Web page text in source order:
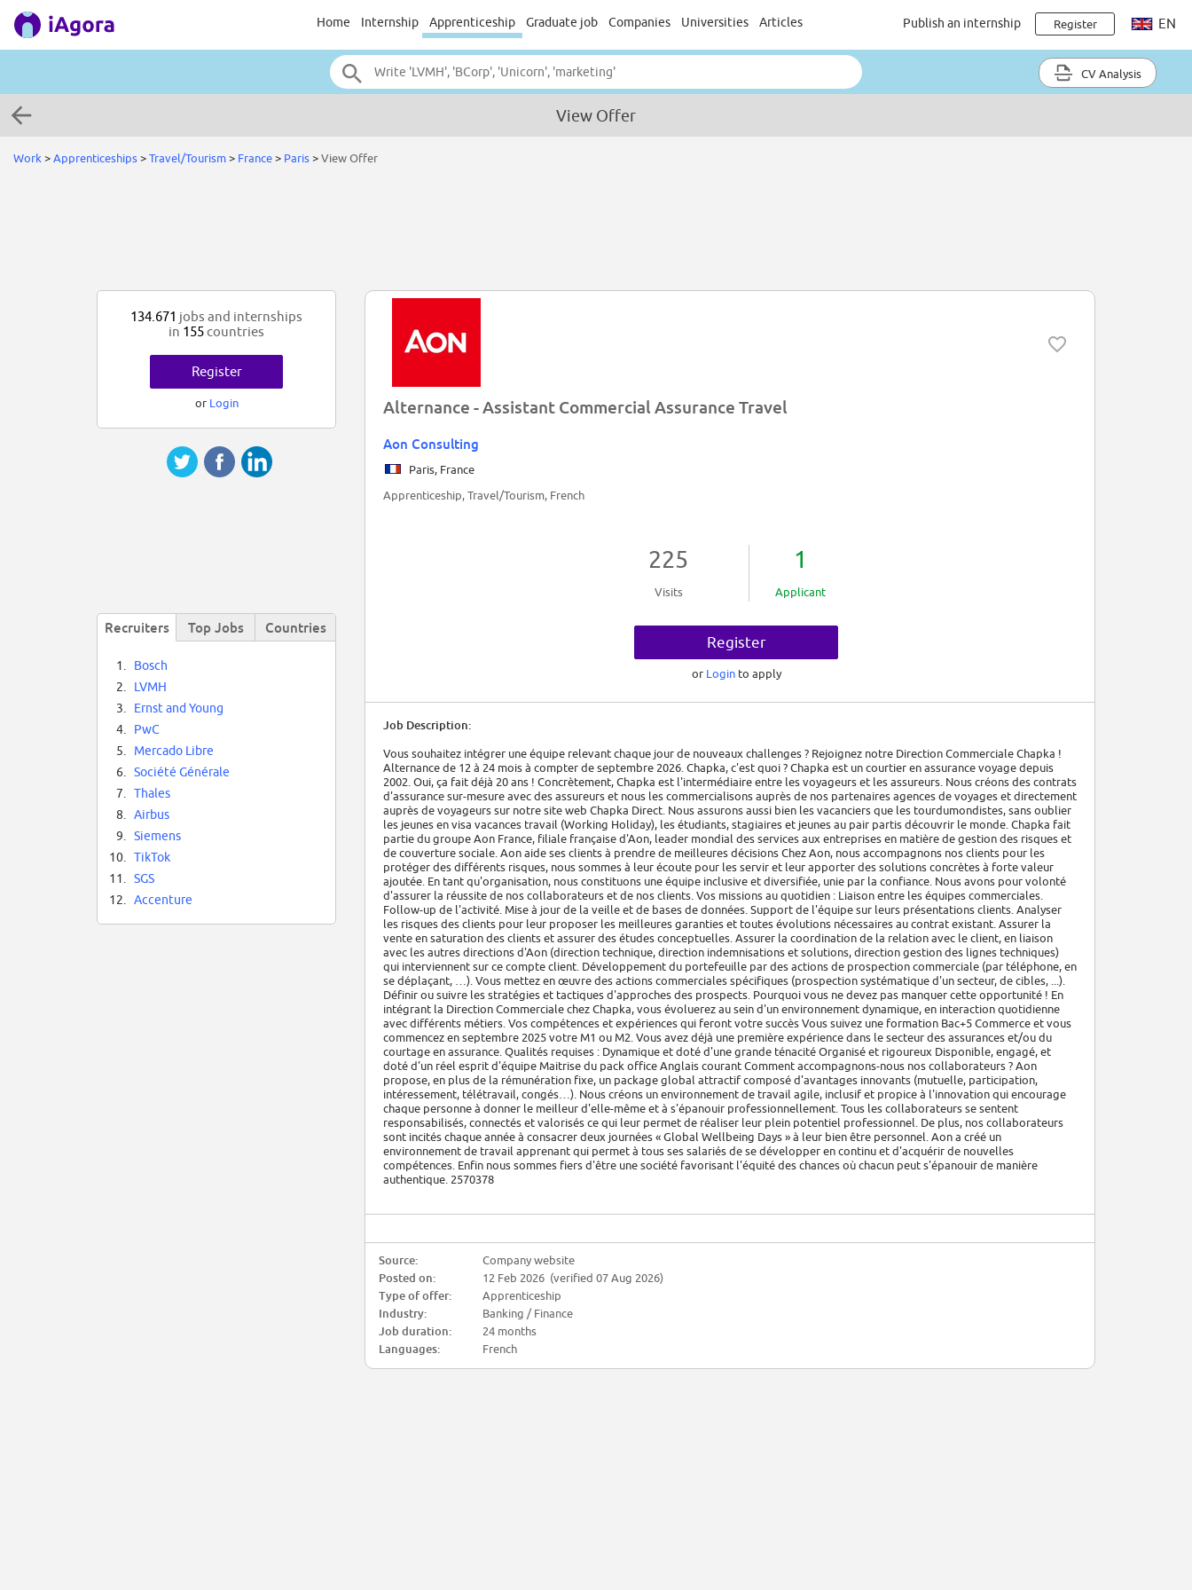
Home Internship Apprenticeship Graduate job Companies Universities Articles Publish an internship Register EN
CV Analysis
View Offer
Work >Apprenticeships>Travel/Tourism> France> Paris>View Offer
Alternance - Assistant Commercial Assurance Travel
Aon Consulting
Paris, France
Apprenticeship, Travel/Tourism, French
225
Visits
1
Applicant
Register
or Login to apply
Job Description:
Vous souhaitez intégrer une équipe relevant chaque jour de nouveaux challenges ? Rejoignez notre Direction Commerciale Chapka !
Alternance de 12 à 24 mois à compter de septembre 2026. Chapka, c'est quoi ? Chapka est un courtier en assurance voyage depuis
2002. Oui, ça fait déjà 20 ans ! Concrètement, Chapka est l'intermédiaire entre les voyageurs et les assureurs. Nous créons des contrats
d'assurance sur-mesure avec des assureurs et nous les commercialisons auprès de nos partenaires agences de voyages et directement
auprès de voyageurs sur notre site web Chapka Direct. Nous assurons aussi bien les vacanciers que les tourdumondistes, sans oublier
les jeunes en visa vacances travail (Working Holiday), les étudiants, stagiaires et jeunes au pair partis découvrir le monde. Chapka fait
partie du groupe Aon France, filiale française d'Aon, leader mondial des services aux entreprises en matière de gestion des risques et
de couverture sociale. Aon aide ses clients à prendre de meilleures décisions Chez Aon, nous accompagnons nos clients pour les
protéger des différents risques, nous sommes à leur écoute pour les servir et leur apporter des solutions concrètes à forte valeur
ajoutée. En tant qu'organisation, nous constituons une équipe inclusive et diversifiée, unie par la confiance. Nous avons pour volonté
d'assurer la réussite de nos collaborateurs et de nos clients. Vos missions au quotidien : Liaison entre les équipes commerciales.
Follow-up de l'activité. Mise à jour de la veille et de bases de données. Support de l'équipe sur leurs présentations clients. Analyser
les risques des clients pour leur proposer les meilleures garanties et toutes évolutions nécessaires au contrat existant. Assurer la
vente en saturation des clients et assurer des études conceptuelles. Assurer la coordination de la relation avec le client, en liaison
avec les autres directions d'Aon (direction technique, direction indemnisations et solutions, direction gestion des lignes techniques)
qui interviennent sur ce compte client. Développement du portefeuille par des actions de prospection commerciale (par téléphone, en
se déplaçant, …). Vous mettez en œuvre des actions commerciales spécifiques (prospection systématique d'un secteur, de cibles, ...).
Définir ou suivre les stratégies et tactiques d'approches des prospects. Pourquoi vous ne devez pas manquer cette opportunité ! En
intégrant la Direction Commerciale chez Chapka, vous évoluerez au sein d'un environnement dynamique, en interaction quotidienne
avec différents métiers. Vos compétences et expériences qui feront votre succès Vous suivez une formation Bac+5 Commerce et vous
commencez en septembre 2025 votre M1 ou M2. Vous avez déjà une première expérience dans le secteur des assurances et/ou du
courtage en assurance. Qualités requises : Dynamique et doté d'une grande ténacité Organisé et rigoureux Disponible, engagé, et
doté d'un réel esprit d'équipe Maitrise du pack office Anglais courant Comment accompagnons-nous nos collaborateurs ? Aon
propose, en plus de la rémunération fixe, un package global attractif composé d'avantages innovants (mutuelle, participation,
intéressement, télétravail, congés…). Nous créons un environnement de travail agile, inclusif et propice à l'innovation qui encourage
chaque personne à donner le meilleur d'elle-même et à s'épanouir professionnellement. Tous les collaborateurs se sentent
responsabilisés, connectés et valorisés ce qui leur permet de réaliser leur plein potentiel professionnel. De plus, nos collaborateurs
sont incités chaque année à consacrer deux journées « Global Wellbeing Days » à leur bien être personnel. Aon a créé un
environnement de travail apprenant qui permet à tous ses salariés de se développer en continu et d'acquérir de nouvelles
compétences. Enfin nous sommes fiers d'être une société favorisant l'équité des chances où chacun peut s'épanouir de manière
authentique. 2570378
Source:
Company website
Posted on:
12 Feb 2026 (verified 07 Aug 2026)
Type of offer:
Apprenticeship
Industry:
Banking / Finance
Job duration:
24 months
Languages:
French
134.671 jobs and internships
in 155countries
Register
or Login
Recruiters Top Jobs Countries
1.
Bosch
2.
LVMH
3.
Ernst and Young
4.
PwC
5.
Mercado Libre
6.
Société Générale
7.
Thales
8.
Airbus
9.
Siemens
10.
TikTok
11.
SGS
12.
Accenture